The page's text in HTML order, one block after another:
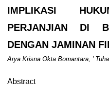
IMPLIKASI
PERJANJIAN DI
DENGAN JAMINAN
Arya Krisna Okta Bomantara, '
Abstract